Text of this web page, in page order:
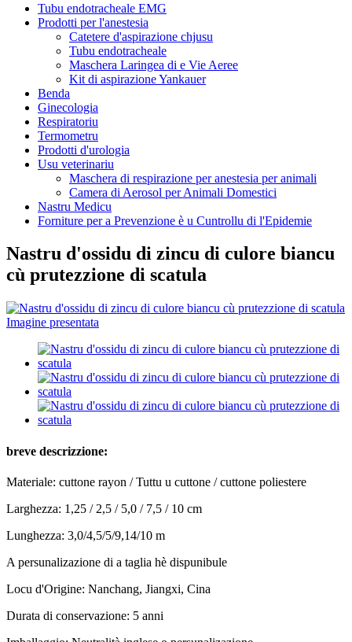
Tubu endotracheale EMG
Prodotti per l'anestesia
Catetere d'aspirazione chjusu
Tubu endotracheale
Maschera Laringea di e Vie Aeree
Kit di aspirazione Yankauer
Benda
Ginecologia
Respiratoriu
Termometru
Prodotti d'urologia
Usu veterinariu
Maschera di respirazione per anestesia per animali
Camera di Aerosol per Animali Domestici
Nastru Medicu
Forniture per a Prevenzione è u Cuntrollu di l'Epidemie
Nastru d'ossidu di zincu di culore biancu
cù prutezzione di scatula
breve descrizzione:
Materiale: cuttone rayon / Tuttu u cuttone / cuttone poliestere
Larghezza: 1,25 / 2,5 / 5,0 / 7,5 / 10 cm
Lunghezza: 3,0/4,5/5/9,14/10 m
A persunalizazione di a taglia hè dispunibule
Locu d'Origine: Nanchang, Jiangxi, Cina
Durata di conservazione: 5 anni